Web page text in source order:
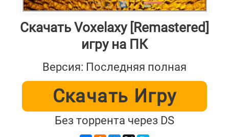
Скачать Voxelaxy [Remastered]
игру на ПК
Версия: Последняя полная
Скачать Игру
Без торрента через DS